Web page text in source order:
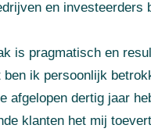
en investeerders
is pragmatisch en
ben ik persoonlijk
afgelopen dertig jaar
klanten het mij